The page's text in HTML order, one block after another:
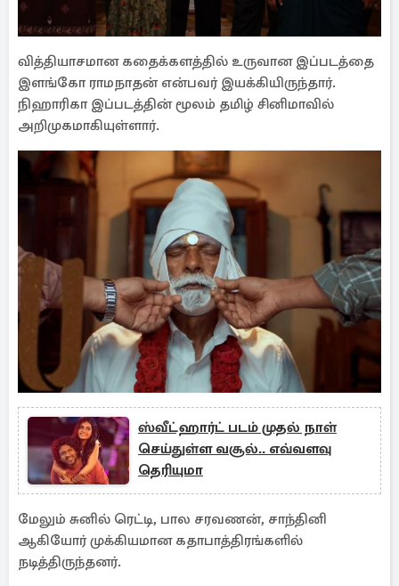
வித்தியாசமான கதைக்களத்தில் உருவான இப்படத்தை
இளங்கோ ராமநாதன் என்பவர் இயக்கியிருந்தார்.
நிஹாரிகா இப்படத்தின் மூலம் தமிழ் சினிமாவில்
அறிமுகமாகியுள்ளார்.
ஸ்வீட்ஹார்ட் படம் முதல் நாள்
செய்துள்ள வசூல்.. எவ்வளவு
தெரியுமா
மேலும் சுனில் ரெட்டி, பால சரவணன், சாந்தினி
ஆகியோர் முக்கியமான கதாபாத்திரங்களில்
நடித்திருந்தனர்.